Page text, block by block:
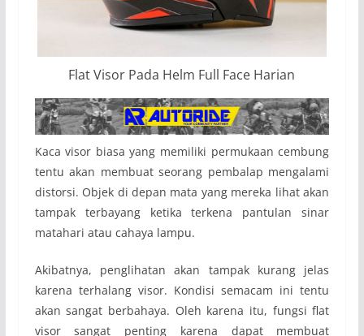
Flat Visor Pada Helm Full Face Harian
Kaca visor biasa yang memiliki permukaan cembung
tentu akan membuat seorang pembalap mengalami
distorsi. Objek di depan mata yang mereka lihat akan
tampak terbayang ketika terkena pantulan sinar
matahari atau cahaya lampu.
Akibatnya, penglihatan akan tampak kurang jelas
karena terhalang visor. Kondisi semacam ini tentu
akan sangat berbahaya. Oleh karena itu, fungsi flat
visor sangat penting karena dapat membuat